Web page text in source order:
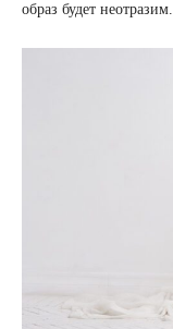
образ будет неотразим.